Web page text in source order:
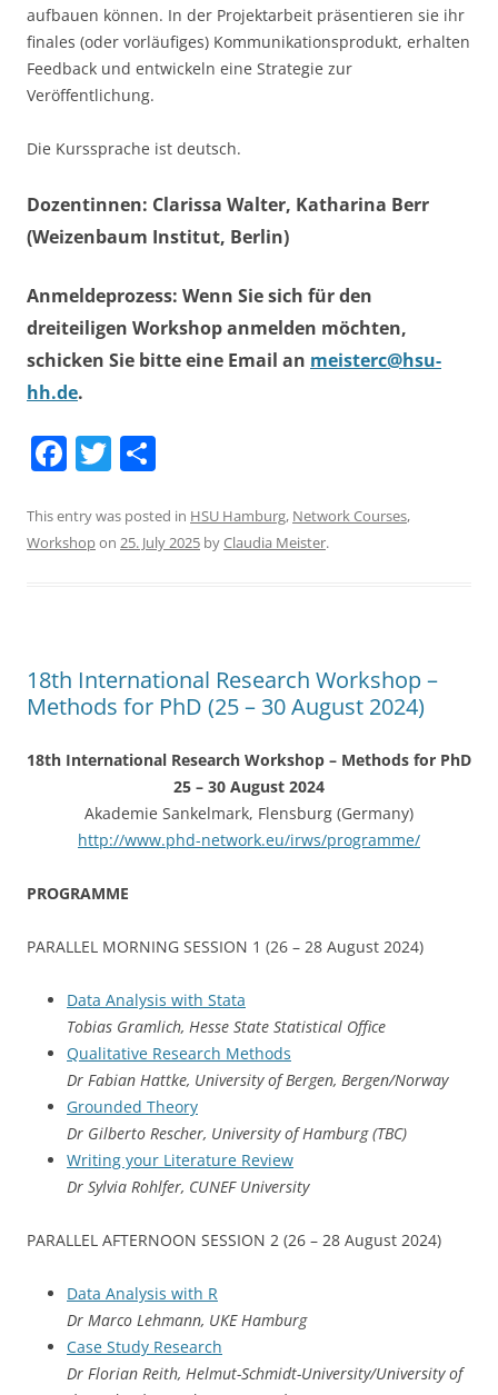
aufbauen können. In der Projektarbeit präsentieren sie ihr
finales (oder vorläufiges) Kommunikationsprodukt, erhalten
Feedback und entwickeln eine Strategie zur
Veröffentlichung.
Die Kurssprache ist deutsch.
Dozentinnen: Clarissa Walter, Katharina Berr
(Weizenbaum Institut, Berlin)
Anmeldeprozess: Wenn Sie sich für den
dreiteiligen Workshop anmelden möchten,
schicken Sie bitte eine Email an meisterc@hsu-
hh.de.
F
c
e
o
k
T
itt
er
ar
e
This entry was posted in HSU Hamburg, Network Courses,
Workshopon 25. July 2025 byClaudia Meister.
18th International Research Workshop –
Methods for PhD (25 – 30 August 2024)
18th International Research Workshop – Methods for PhD
25 – 30 August 2024
Akademie Sankelmark, Flensburg (Germany)
http://www.phd-network.eu/irws/programme/
PROGRAMME
PARALLEL MORNING SESSION 1 (26 – 28 August 2024)
Data Analysis with Stata
Tobias Gramlich, Hesse State Statistical Office
Qualitative Research Methods
Dr Fabian Hattke, University of Bergen, Bergen/Norway
Grounded Theory
Dr Gilberto Rescher, University of Hamburg (TBC)
Writing your Literature Review
Dr Sylvia Rohlfer, CUNEF University
PARALLEL AFTERNOON SESSION 2 (26 – 28 August 2024)
Data Analysis with R
Dr Marco Lehmann, UKE Hamburg
Case Study Research
Dr Florian Reith, Helmut-Schmidt-University/University of